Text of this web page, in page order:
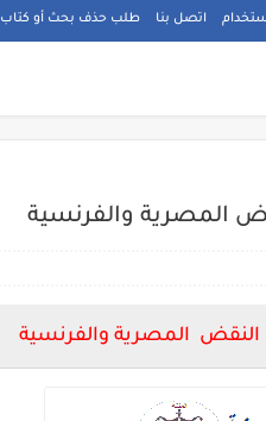
اتصل بنا طلب حذف بحث أو كتاب
المصرية والفرنسية
المصرية والفرنسية